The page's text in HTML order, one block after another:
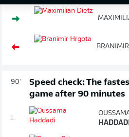
BRANIMIR
90'
Speed check: The
game after 90 minutes
1.
HADDADI